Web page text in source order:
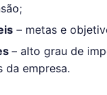
– metas e
– alto grau de
da empresa.